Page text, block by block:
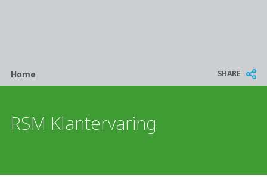
Breadcrumb
Home SHARE
RSM Klantervaring